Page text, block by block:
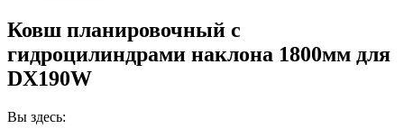
Ковш планировочный с
гидроцилиндрами наклона 1800мм для
DX190W
Вы здесь: